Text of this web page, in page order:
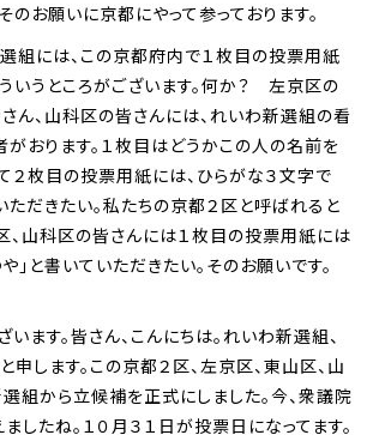
のお願いに京都にやって参っております。
組には、この京都府内で１枚目の投票用紙
いうところがございます。何か？ 左京区の
ん、山科区の皆さんには、れいわ新選組の看
おります。１枚目はどうかこの人の名前を
２枚目の投票用紙には、ひらがな３文字で
ただきたい。私たちの京都２区と呼ばれると
、山科区の皆さんには１枚目の投票用紙には
や」と書いていただきたい。そのお願いです。
います。皆さん、こんにちは。れいわ新選組、
申します。この京都２区、左京区、東山区、山
組から立候補を正式にしました。今、衆議院
したね。１０月３１日が投票日になってます。